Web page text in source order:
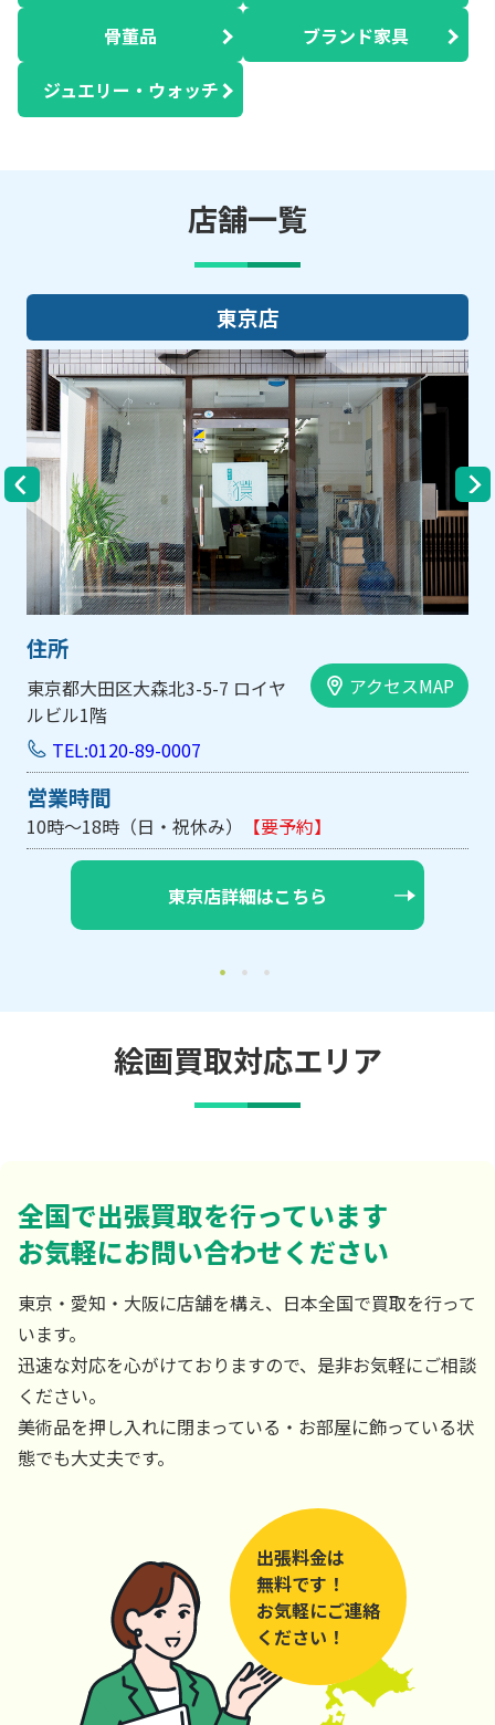
骨董品 ブランド家具
ジュエリー・ウォッチ
店舗一覧
大阪店
住所
大阪市中央区内平野町1-1-5 西大
手前ビル103号
アクセスMAP
TEL:0120-89-0007
営業時間
10時～18時（日・祝休み/土曜は不定休）
大阪店詳細はこちら
絵画買取対応エリア
全国で出張買取を行っています
お気軽にお問い合わせください
東京・愛知・大阪に店舗を構え、日本全国で買取を行って
います。
迅速な対応を心がけておりますので、是非お気軽にご相談
ください。
美術品を押し入れに閉まっている・お部屋に飾っている状
態でも大丈夫です。
出張料金は
無料です！
お気軽にご連絡
ください！